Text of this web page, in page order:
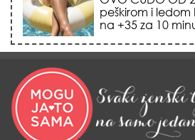
peškirom i ledom
na +35 za 10
LOVOROVIM
privlačenja
baš tokom